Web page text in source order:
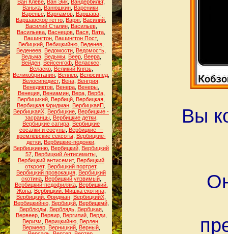
Ван Клеве Ван Эйк Вандербильт,
Ванька Ванюшкин Вареники
Варенье, Варламов, Варшава,
Варшавское гетто Варяг, Василий
Василий Сталин, Васильев,
Васильева Васнецов Вася Вата
Вашингтон Вашингтон Пост,
Вебицкий Вебицкийню Веденев
Веденеев Ведомости Ведомость
Ведьма, Ведьмы, Веер, Веера,
Вейден Вейсенгоф Веласкес
Веласко, Великий Князь,
Великобритания Веллер Велосипед
Велосипедист, Вена Венгрия
Венедиктов Венера Венеры
Венеция, Вениамин, Вера, Верба,
Вербицикий Вербицй Вербицкая
Вербицкая Фридман ВербицкаяП
ВербицкаяХ Вербицкие Вербицкие -
засранцы, Вербицкие детки,
Вербицкие сатира Вербицкие
сосалки и сосуны, Вербицкие —
кремлёвские сексоты, Вербицкие-
детки Вербицкие-подонки
Вербицкиеню Вербицкий Вербицкий
57, Вербицкий Антисемиты,
Вербицкий антисемит, Вербицкий
откроет, Вербицкий портрет,
Вербицкий провокация Вербицкий
скотина, Вербицкий уязвимый,
Вербицкий-педофиляка, Вербицкий.
Жопа, Вербицкий. Мишка скотина,
Вербицкий. Фридман ВербицкийХ
Вербицкийню, Вербицкй, Вербицкмй,
Верблюды, Верблядь, Вербцкая,
Вервеер, Вервир, Вергилий, Верди,
Веризм
Верицкийню Верлен
Вермеер, Верницкий, Верный,
Вы